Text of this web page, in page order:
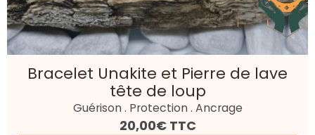
Bracelet Unakite et Pierre de lave
tête de loup
Guérison . Protection . Ancrage
20,00€ TTC